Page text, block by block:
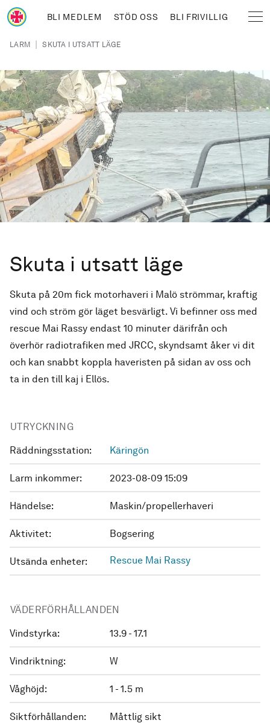
Hoppa till huvudinnehåll
BLI MEDLEM STÖD OSS BLI FRIVILLIG
Länkstig
LARM | SKUTA I UTSATT LÄGE
Skuta i utsatt läge
Skuta på 20m fick motorhaveri i Malö strömmar, kraftig
vind och ström gör läget besvärligt. Vi befinner oss med
rescue Mai Rassy endast 10 minuter därifrån och
överhör radiotrafiken med JRCC, skyndsamt åker vi dit
och kan snabbt koppla haveristen på sidan av oss och
ta in den till kaj i Ellös.
UTRYCKNING
Räddningsstation: Käringön
Larm inkommer: 2023-08-09 15:09
Händelse: Maskin/propellerhaveri
Aktivitet: Bogsering
Utsända enheter: Rescue Mai Rassy
VÄDERFÖRHÅLLANDEN
Vindstyrka: 13.9 - 17.1
Vindriktning: W
Våghöjd: 1 - 1.5 m
Siktförhållanden: Måttlig sikt